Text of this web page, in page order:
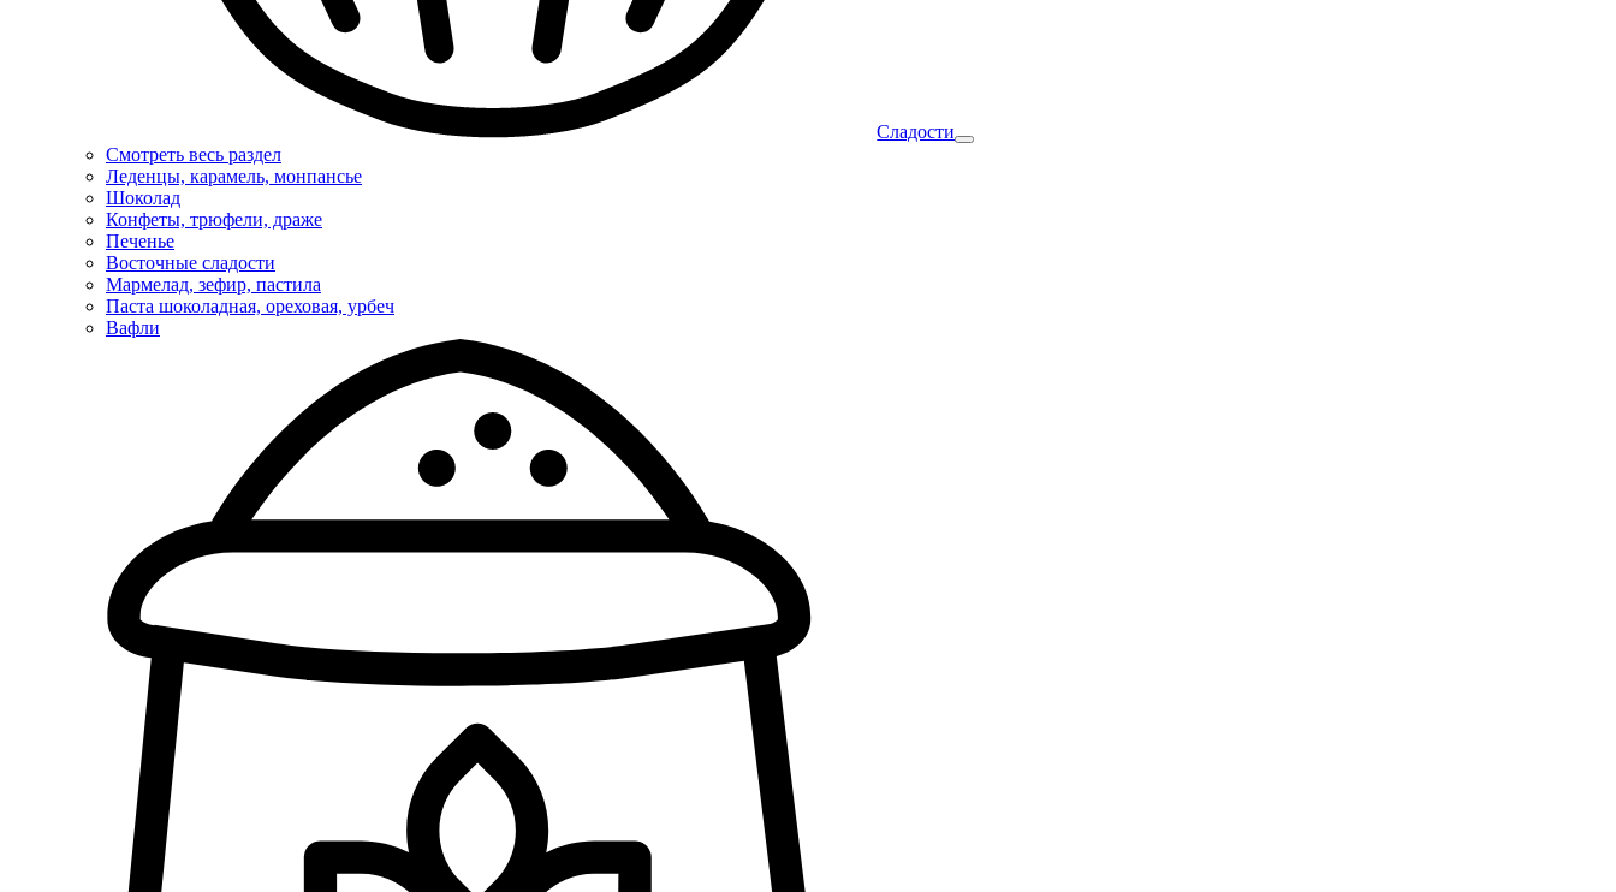
Сладости
Смотреть весь раздел
Леденцы, карамель, монпансье
Шоколад
Конфеты, трюфели, драже
Печенье
Восточные сладости
Мармелад, зефир, пастила
Паста шоколадная, ореховая, урбеч
Вафли